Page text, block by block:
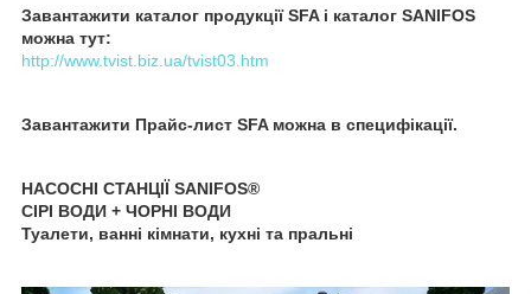
Завантажити каталог продукції SFA і каталог SANIFOS
можна тут:
http://www.tvist.biz.ua/tvist03.htm
Завантажити Прайс-лист SFA можна в специфікації.
НАСОСНІ СТАНЦІЇ SANIFOS®
СІРІ ВОДИ + ЧОРНІ ВОДИ
Туалети, ванні кімнати, кухні та пральні